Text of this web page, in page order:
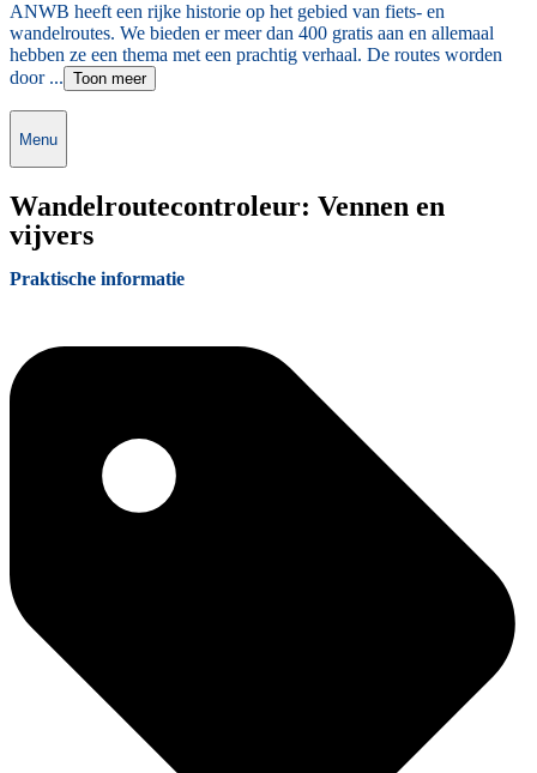
ANWB heeft een rijke historie op het gebied van fiets- en
wandelroutes. We bieden er meer dan 400 gratis aan en allemaal
hebben ze een thema met een prachtig verhaal. De routes worden
door ... Toon meer
Menu
Wandelroutecontroleur: Vennen en
vijvers
Praktische informatie